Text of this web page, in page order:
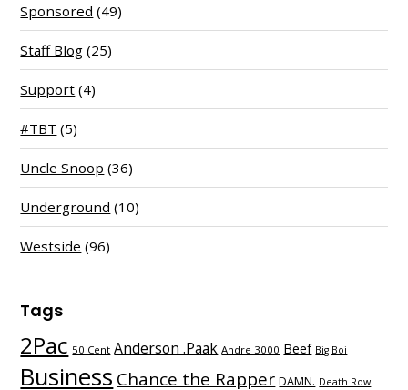
Sponsored (49)
Staff Blog (25)
Support (4)
#TBT (5)
Uncle Snoop (36)
Underground (10)
Westside (96)
Tags
2Pac 50 Cent Anderson .Paak Andre 3000 Beef Big Boi
Business Chance the Rapper DAMN. Death Row